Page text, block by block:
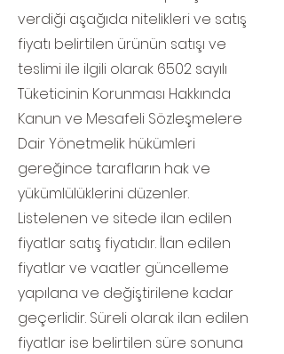
verdiği aşağıda nitelikleri ve satış
fiyatı belirtilen ürünün satışı ve
teslimi ile ilgili olarak 6502 sayılı
Tüketicinin Korunması Hakkında
Kanun ve Mesafeli Sözleşmelere
Dair Yönetmelik hükümleri
gereğince tarafların hak ve
yükümlülüklerini düzenler.
Listelenen ve sitede ilan edilen
fiyatlar satış fiyatıdır. İlan edilen
fiyatlar ve vaatler güncelleme
yapılana ve değiştirilene kadar
geçerlidir. Süreli olarak ilan edilen
fiyatlar ise belirtilen süre sonuna